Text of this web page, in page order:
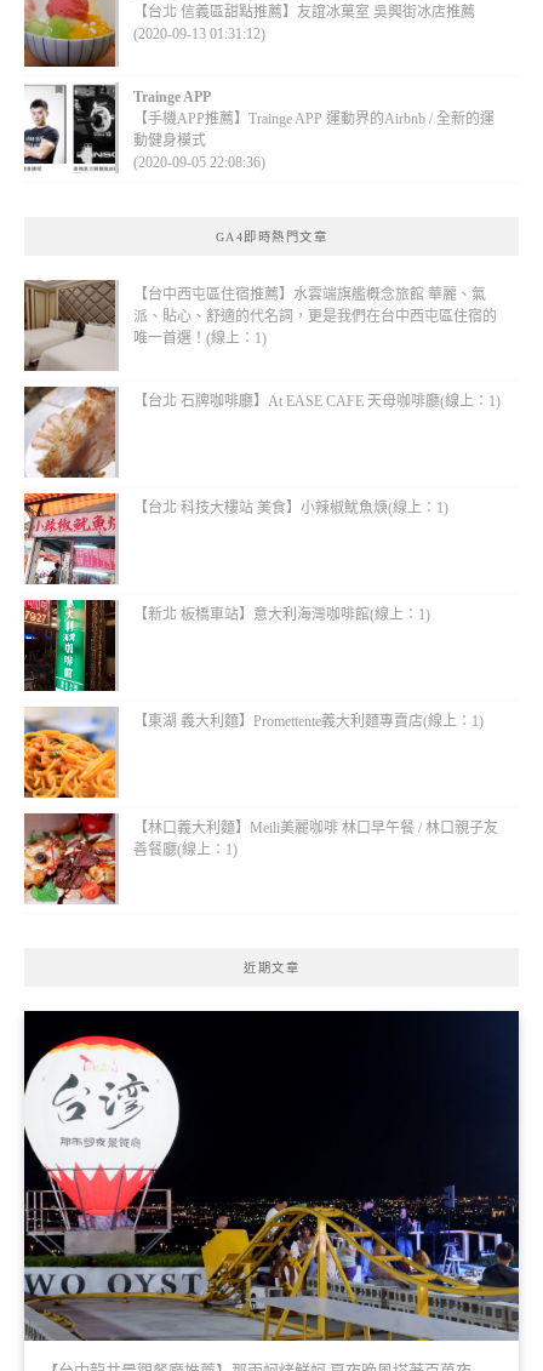
【台北 信義區甜點推薦】友誼冰菓室 吳興街冰店推薦
(2020-09-13 01:31:12)
Trainge APP
【手機APP推薦】Trainge APP 運動界的Airbnb / 全新的運
動健身模式
(2020-09-05 22:08:36)
GA4即時熱門文章
【台中西屯區住宿推薦】水雲端旗艦概念旅館 華麗、氣
派、貼心、舒適的代名詞，更是我們在台中西屯區住宿的
唯一首選！(線上：1)
【台北 石牌咖啡廳】At EASE CAFE 天母咖啡廳(線上：1)
【台北 科技大樓站 美食】小辣椒魷魚焿(線上：1)
【新北 板橋車站】意大利海灣咖啡館(線上：1)
【東湖 義大利麵】Promettente義大利麵專賣店(線上：1)
【林口義大利麵】Meili美麗咖啡 林口早午餐 / 林口親子友
善餐廳(線上：1)
近期文章